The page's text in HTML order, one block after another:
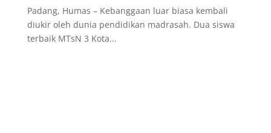
Padang, Humas – Kebanggaan luar biasa kembali
diukir oleh dunia pendidikan madrasah. Dua siswa
terbaik MTsN 3 Kota...